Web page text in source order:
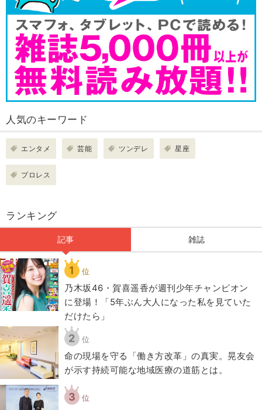
人気のキーワード
エンタメ 芸能 ツンデレ 星座
プロレス
ランキング
記事 雑誌
1 位
乃木坂46・賀喜遥香が週刊少年チャンピオン
に登場！「5年ぶん大人になった私を見ていた
だけたら」
2 位
​命の現場を守る「働き方改革」の真実。晃友会
が示す持続可能な地域医療の道筋とは。
3 位